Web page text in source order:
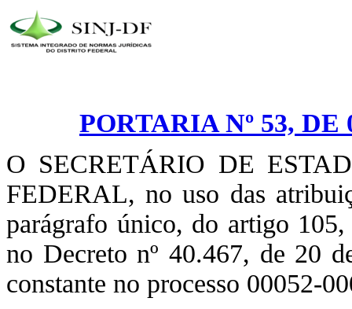
PORTARIA Nº 53,
O SECRETÁRIO DE
FEDERAL, no uso das
parágrafo único, do artigo
no Decreto nº 40.467, de 20
constante no processo 00052-